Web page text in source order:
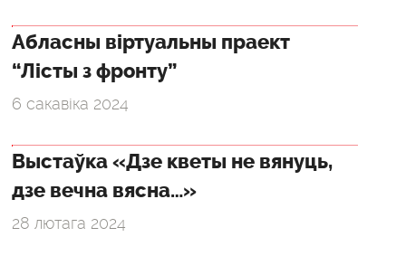
Абласны віртуальны праект
“Лісты з фронту”
6 сакавіка 2024
Выстаўка «Дзе кветы не вянуць,
дзе вечна вясна…»
28 лютага 2024